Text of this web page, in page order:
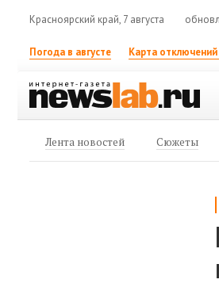
Красноярский край, 7 августа
Погода в августе Карта
Лента новостей Сюжеты